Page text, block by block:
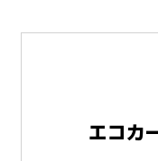
エコカ